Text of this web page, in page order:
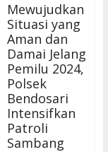
Mewujudkan
Situasi yang
Aman dan
Damai Jelang
Pemilu 2024,
Polsek
Bendosari
Intensifkan
Patroli
Sambang